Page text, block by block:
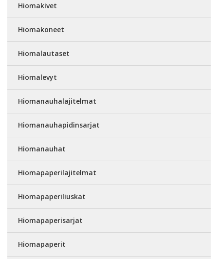
Hiomakivet
Hiomakoneet
Hiomalautaset
Hiomalevyt
Hiomanauhalajitelmat
Hiomanauhapidinsarjat
Hiomanauhat
Hiomapaperilajitelmat
Hiomapaperiliuskat
Hiomapaperisarjat
Hiomapaperit